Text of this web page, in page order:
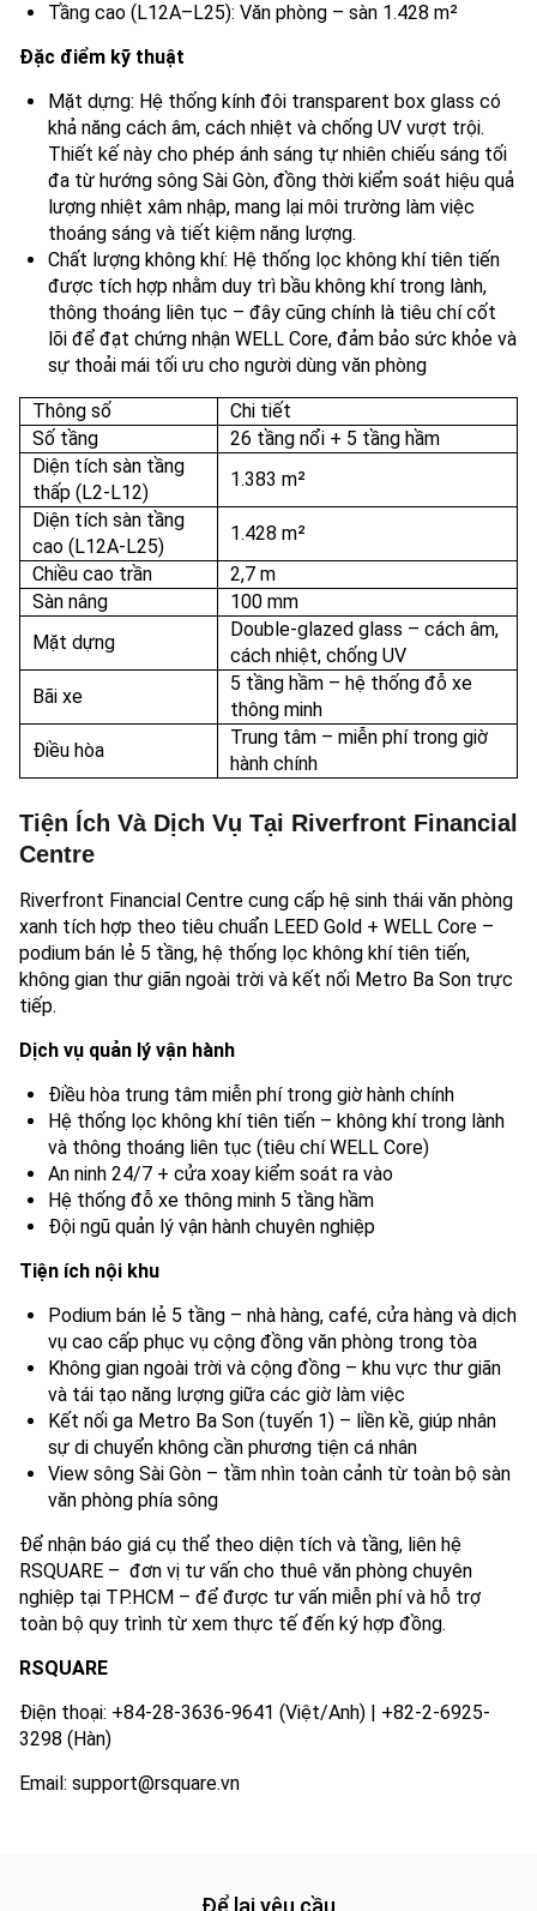
Tầng cao (L12A–L25): Văn phòng – sàn 1.428 m²
Đặc điểm kỹ thuật
Mặt dựng: Hệ thống kính đôi transparent box glass có
khả năng cách âm, cách nhiệt và chống UV vượt trội.
Thiết kế này cho phép ánh sáng tự nhiên chiếu sáng tối
đa từ hướng sông Sài Gòn, đồng thời kiểm soát hiệu quả
lượng nhiệt xâm nhập, mang lại môi trường làm việc
thoáng sáng và tiết kiệm năng lượng.
Chất lượng không khí: Hệ thống lọc không khí tiên tiến
được tích hợp nhằm duy trì bầu không khí trong lành,
thông thoáng liên tục – đây cũng chính là tiêu chí cốt
lõi để đạt chứng nhận WELL Core, đảm bảo sức khỏe và
sự thoải mái tối ưu cho người dùng văn phòng
Thông số
Chi tiết
Số tầng
26 tầng nổi + 5 tầng hầm
Diện tích sàn tầng
thấp (L2-L12)
1.383 m²
Diện tích sàn tầng
cao (L12A-L25)
1.428 m²
Chiều cao trần
2,7 m
Sàn nâng
100 mm
Mặt dựng
Double-glazed glass – cách âm,
cách nhiệt, chống UV
Bãi xe
5 tầng hầm – hệ thống đỗ xe
thông minh
Điều hòa
Trung tâm – miễn phí trong giờ
hành chính
Tiện Ích Và Dịch Vụ Tại Riverfront Financial
Centre
Riverfront Financial Centre cung cấp hệ sinh thái văn phòng
xanh tích hợp theo tiêu chuẩn LEED Gold + WELL Core –
podium bán lẻ 5 tầng, hệ thống lọc không khí tiên tiến,
không gian thư giãn ngoài trời và kết nối Metro Ba Son trực
tiếp.
Dịch vụ quản lý vận hành
Điều hòa trung tâm miễn phí trong giờ hành chính
Hệ thống lọc không khí tiên tiến – không khí trong lành
và thông thoáng liên tục (tiêu chí WELL Core)
An ninh 24/7 + cửa xoay kiểm soát ra vào
Hệ thống đỗ xe thông minh 5 tầng hầm
Đội ngũ quản lý vận hành chuyên nghiệp
Tiện ích nội khu
Podium bán lẻ 5 tầng – nhà hàng, café, cửa hàng và dịch
vụ cao cấp phục vụ cộng đồng văn phòng trong tòa
Không gian ngoài trời và cộng đồng – khu vực thư giãn
và tái tạo năng lượng giữa các giờ làm việc
Kết nối ga Metro Ba Son (tuyến 1) – liền kề, giúp nhân
sự di chuyển không cần phương tiện cá nhân
View sông Sài Gòn – tầm nhìn toàn cảnh từ toàn bộ sàn
văn phòng phía sông
Để nhận báo giá cụ thể theo diện tích và tầng, liên hệ
RSQUARE – đơn vị tư vấn cho thuê văn phòng chuyên
nghiệp tại TP.HCM – để được tư vấn miễn phí và hỗ trợ
toàn bộ quy trình từ xem thực tế đến ký hợp đồng.
RSQUARE
Điện thoại: +84-28-3636-9641 (Việt/Anh) | +82-2-6925-
3298 (Hàn)
Email: support@rsquare.vn
Để lại yêu cầu